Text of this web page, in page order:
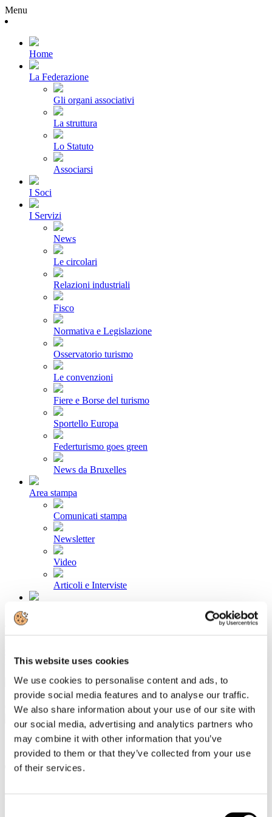
This website uses cookies
We use cookies to personalise content and ads, to
provide social media features and to analyse our traffic.
We also share information about your use of our site with
our social media, advertising and analytics partners who
may combine it with other information that you’ve
provided to them or that they’ve collected from your use
of their services.
Menu
Home
La Federazione
Gli organi associativi
La struttura
Lo Statuto
Associarsi
I Soci
I Servizi
News
Le circolari
Relazioni industriali
Fisco
Normativa e Legislazione
Osservatorio turismo
Le convenzioni
Fiere e Borse del turismo
Sportello Europa
Federturismo goes green
News da Bruxelles
Area stampa
Comunicati stampa
Newsletter
Video
Articoli e Interviste
Tel. +39 320 57 80 986
Login
Cerca...
Trenitalia incrementa l’offerta estiva